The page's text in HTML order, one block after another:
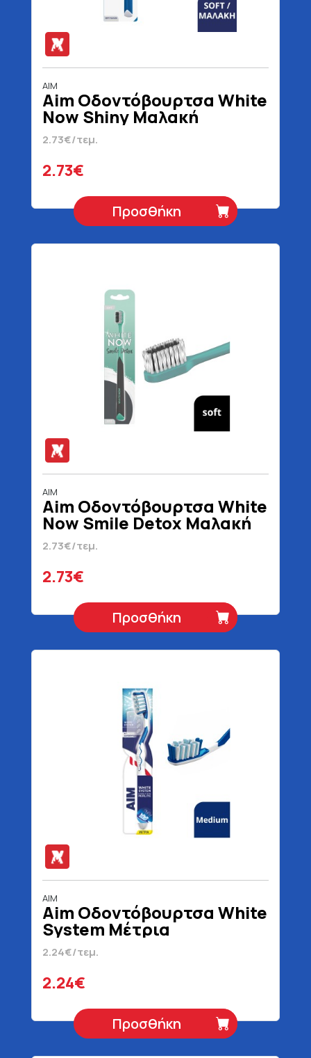
AIM
Aim Οδοντόβουρτσα White
Now Shiny Μαλακή
2.73€/τεμ.
2.73€
Προσθήκη
AIM
Aim Οδοντόβουρτσα White
Now Smile Detox Μαλακή
2.73€/τεμ.
2.73€
Προσθήκη
AIM
Aim Οδοντόβουρτσα White
System Μέτρια
2.24€/τεμ.
2.24€
Προσθήκη